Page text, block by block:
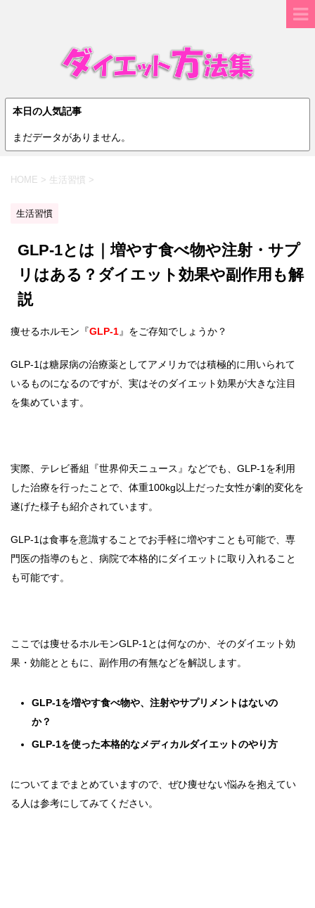
本日の人気記事
まだデータがありません。
HOME > 生活習慣 >
生活習慣
GLP-1とは｜増やす食べ物や注射・サプ
リはある？ダイエット効果や副作用も解
説
痩せるホルモン『GLP-1』をご存知でしょうか？
GLP-1は糖尿病の治療薬としてアメリカでは積極的に用いられて
いるものになるのですが、実はそのダイエット効果が大きな注目
を集めています。
実際、テレビ番組『世界仰天ニュース』などでも、GLP-1を利用
した治療を行ったことで、体重100kg以上だった女性が劇的変化を
遂げた様子も紹介されています。
GLP-1は食事を意識することでお手軽に増やすことも可能で、専
門医の指導のもと、病院で本格的にダイエットに取り入れること
も可能です。
ここでは痩せるホルモンGLP-1とは何なのか、そのダイエット効
果・効能とともに、副作用の有無などを解説します。
GLP-1を増やす食べ物や、注射やサプリメントはないの
か？
GLP-1を使った本格的なメディカルダイエットのやり方
についてまでまとめていますので、ぜひ痩せない悩みを抱えてい
る人は参考にしてみてください。